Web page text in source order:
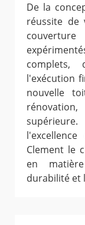
De la
réussite de
l'exécution
nouvelle
Clement le
en
durabilité et